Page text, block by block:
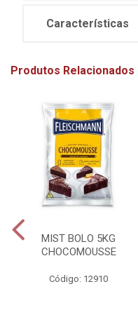
Características
Produtos Relacionados
MIST BOLO 5KG
CHOCOMOUSSE
Código: 12910